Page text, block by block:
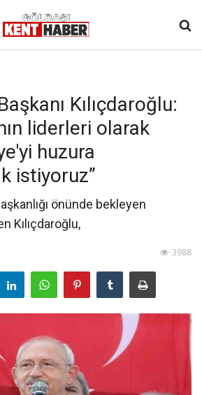
Kılıçdaroğlu:
liderleri olarak
huzura
istiyoruz”
önünde bekleyen
Kılıçdaroğlu,
3988